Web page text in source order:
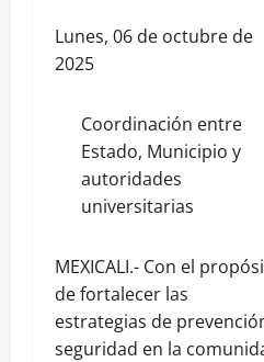
Lunes, 06 de octubre de
2025
Coordinación entre
Estado, Municipio y
autoridades
universitarias
MEXICALI.- Con el
de fortalecer las
estrategias de
seguridad en la